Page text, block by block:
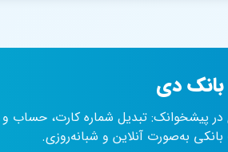
بانک دی
پیشخوانک: تبدیل شماره کارت، حساب و
به‌صورت آنلاین و شبانه‌روزی.